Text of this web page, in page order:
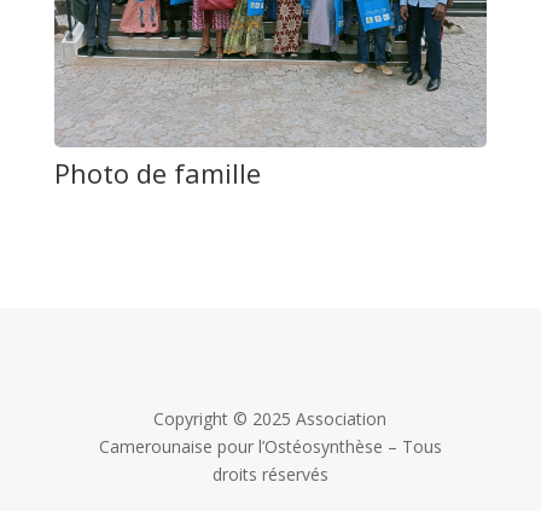
Photo de famille
Copyright © 2025 Association
Camerounaise pour l’Ostéosynthèse – Tous
droits réservés